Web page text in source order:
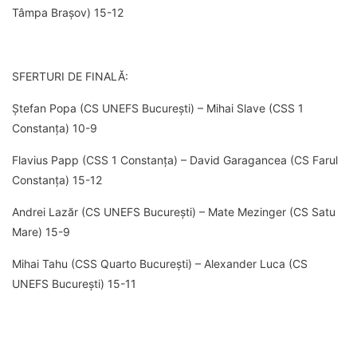
Tâmpa Brașov) 15-12
SFERTURI DE FINALĂ:
Ștefan Popa (CS UNEFS București) – Mihai Slave (CSS 1
Constanța) 10-9
Flavius Papp (CSS 1 Constanța) – David Garagancea (CS Farul
Constanța) 15-12
Andrei Lazăr (CS UNEFS București) – Mate Mezinger (CS Satu
Mare) 15-9
Mihai Tahu (CSS Quarto București) – Alexander Luca (CS
UNEFS București) 15-11